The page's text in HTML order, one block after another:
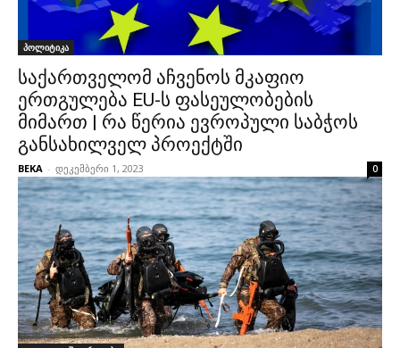
პოლიტიკა
საქართველომ აჩვენოს მკაფიო
ერთგულება EU-ს ფასეულობების
მიმართ | რა წერია ევროპული საბჭოს
განსახილველ პროექტში
BEKA - დეკემბერი 1, 2023 0